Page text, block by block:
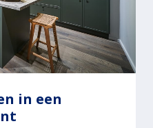
in een